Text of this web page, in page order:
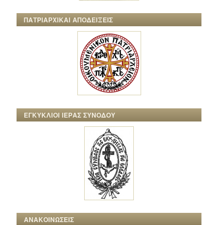
ΠΑΤΡΙΑΡΧΙΚΑΙ ΑΠΟΔΕΙΞΕΙΣ
ΕΓΚΥΚΛΙΟΙ ΙΕΡΑΣ ΣΥΝΟΔΟΥ
ΑΝΑΚΟΙΝΩΣΕΙΣ